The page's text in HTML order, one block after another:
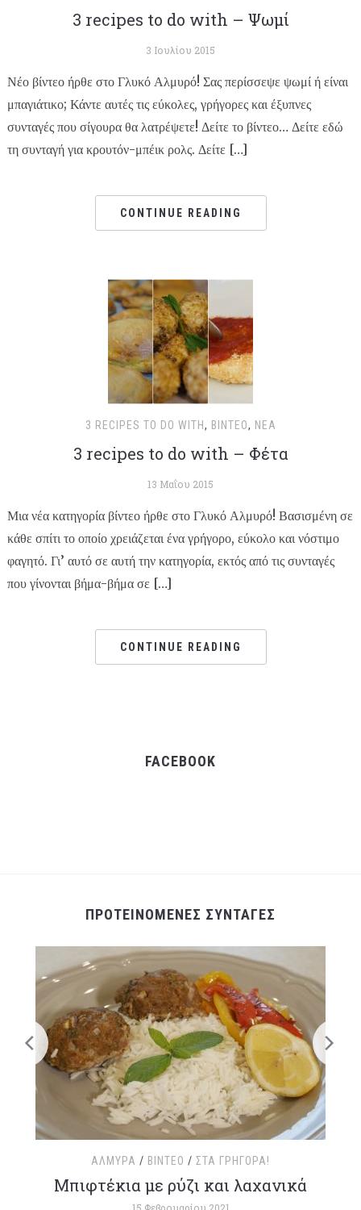
3 recipes to do with – Ψωμί
3 Ιουλίου 2015
Νέο βίντεο ήρθε στο Γλυκό Αλμυρό! Σας περίσσεψε ψωμί ή είναι
μπαγιάτικο; Κάντε αυτές τις εύκολες, γρήγορες και έξυπνες
συνταγές που σίγουρα θα λατρέψετε! Δείτε το βίντεο… Δείτε εδώ
τη συνταγή για κρουτόν-μπέικ ρολς. Δείτε […]
CONTINUE READING
3 RECIPES TO DO WITH, ΒΊΝΤΕΟ, ΝΈΑ
3 recipes to do with – Φέτα
13 Μαΐου 2015
Μια νέα κατηγορία βίντεο ήρθε στο Γλυκό Αλμυρό! Βασισμένη σε
κάθε σπίτι το οποίο χρειάζεται ένα γρήγορο, εύκολο και νόστιμο
φαγητό. Γι’ αυτό σε αυτή την κατηγορία, εκτός από τις συνταγές
που γίνονται βήμα-βήμα σε […]
CONTINUE READING
FACEBOOK
ΠΡΟΤΕΙΝΟΜΕΝΕΣ ΣΥΝΤΑΓΕΣ
ΑΛΜΥΡΆ / ΒΊΝΤΕΟ / ΣΤΑ ΓΡΉΓΟΡΑ!
Μπιφτέκια με ρύζι και λαχανικά